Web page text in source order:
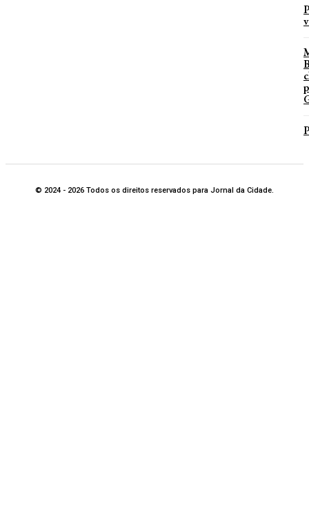
© 2024 - 2026 Todos os direitos reservados para Jornal da Cidade.